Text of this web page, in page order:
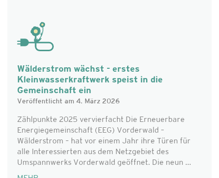
Wälderstrom wächst - erstes
Kleinwasserkraftwerk speist in die
Gemeinschaft ein
Veröffentlicht am 4. März 2026
Zählpunkte 2025 vervierfacht Die Erneuerbare
Energiegemeinschaft (EEG) Vorderwald –
Wälderstrom – hat vor einem Jahr ihre Türen für
alle Interessierten aus dem Netzgebiet des
Umspannwerks Vorderwald geöffnet. Die neun ...